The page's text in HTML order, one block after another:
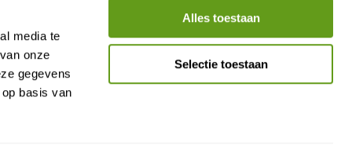
media te
onze
gegevens
basis van
Alles toestaan
Selectie toestaan